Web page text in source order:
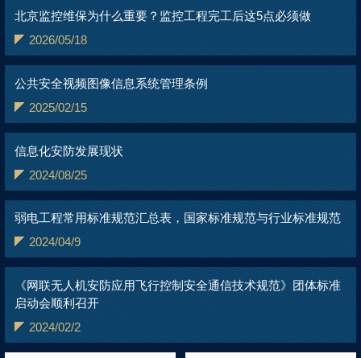
北京监控维保为什么重要？监控工程完工后这5点必须做
2026/05/18
公共安全视频图像信息系统管理条例
2025/02/15
信息化安防发展现状
2024/08/25
弱电工程常用标准规范汇总表，国家标准规范与行业标准规范
2024/04/9
《网联无人机安防应用飞行控制安全通信技术规范》团体标准
启动会顺利召开
2024/02/2